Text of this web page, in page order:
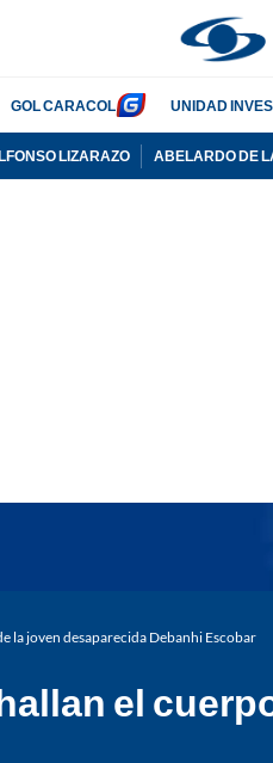
GOL CARACOL UNIDAD
LIZARAZO ABELARDO DE
la joven desaparecida Debanhi Escobar
el